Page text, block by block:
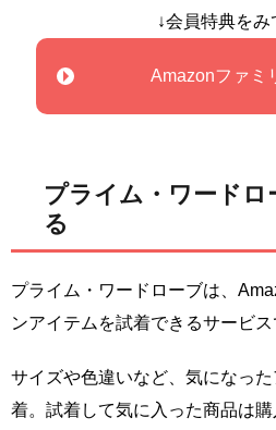
↓会員特典をみ
Amazonファミ
プライム・ワードロ
る
プライム・ワードローブは、
ンアイテムを試着できるサービス
サイズや色違いなど、気になっ
着。試着して気に入った商品は